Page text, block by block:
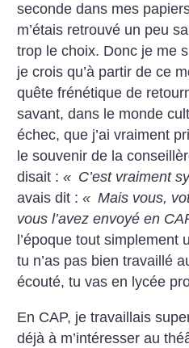
seconde dans mes
m’étais retrouvé un peu
trop le choix. Donc je me
je crois qu’à partir de ce
quête frénétique de
savant, dans le monde
échec, que j’ai vraiment
le souvenir de la
disait :« C’est vraiment
avais dit :« Mais vous,
vous l’avez envoyé en
l’époque tout
tu n’as pas bien travaillé
écouté, tu vas en lycée
En CAP, je travaillais
déjà à m’intéresser au